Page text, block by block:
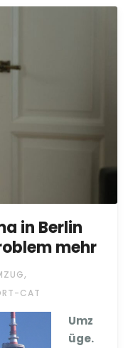
in Berlin
mehr
,
CAT
Umz
üge.